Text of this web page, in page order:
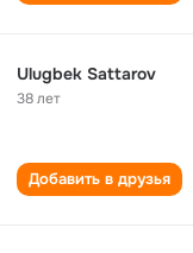
Ulugbek Sattarov
38 лет
Добавить в друзья